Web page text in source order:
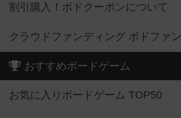
割引購入！ボドクーポンについて
クラウドファンディング ボドファン
おすすめボードゲーム
お気に入りボードゲーム TOP50